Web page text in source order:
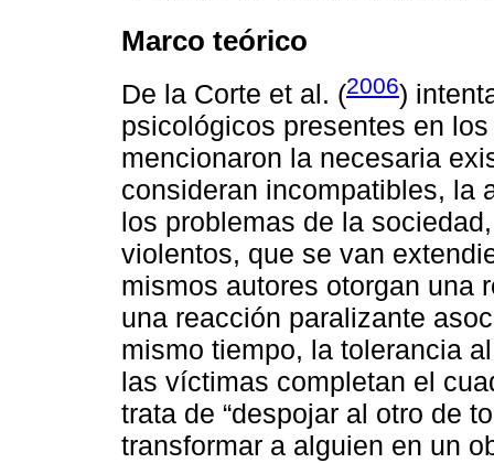
Marco teórico
De la Corte et al. (2006)
psicológicos presentes en
mencionaron la necesaria
consideran incompatibles, la
los problemas de la
violentos, que se van
mismos autores otorgan una
una reacción paralizante
mismo tiempo, la tolerancia
las víctimas completan el
trata de “despojar al otro de
transformar a alguien en un